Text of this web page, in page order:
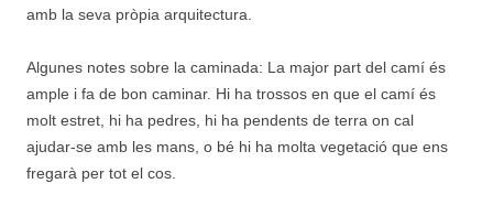
amb la seva pròpia arquitectura.
Algunes notes sobre la caminada: La major part del camí és
ample i fa de bon caminar. Hi ha trossos en que el camí és
molt estret, hi ha pedres, hi ha pendents de terra on cal
ajudar-se amb les mans, o bé hi ha molta vegetació que ens
fregarà per tot el cos.